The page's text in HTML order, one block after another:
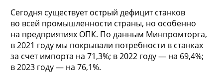
Сегодня существует острый дефицит станков
во всей промышленности страны, но особенно
на предприятиях ОПК. По данным Минпромторга,
в 2021 году мы покрывали потребности в станках
за счет импорта на 71,3%; в 2022 году — на 69,4%;
в 2023 году — на 76,1%.